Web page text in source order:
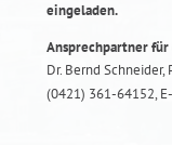
eingeladen.
Ansprechpartner
Dr. Bernd
(0421) 361-64152,